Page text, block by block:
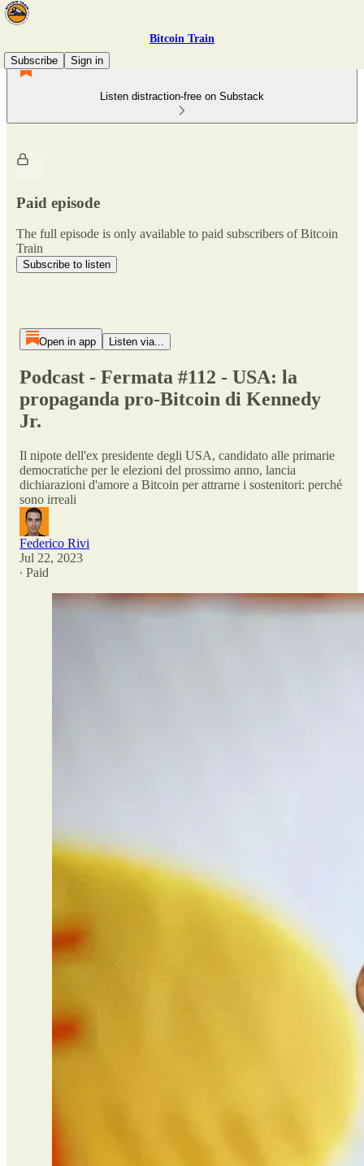
Bitcoin Train
Subscribe
Sign in
Listen distraction-free on Substack
Paid episode
The full episode is only available to paid subscribers of Bitcoin
Train
Subscribe to listen
Open in app Listen via...
Podcast - Fermata #112 - USA: la
propaganda pro-Bitcoin di Kennedy
Jr.
Il nipote dell'ex presidente degli USA, candidato alle primarie
democratiche per le elezioni del prossimo anno, lancia
dichiarazioni d'amore a Bitcoin per attrarne i sostenitori: perché
sono irreali
Federico Rivi
Jul 22, 2023
∙ Paid